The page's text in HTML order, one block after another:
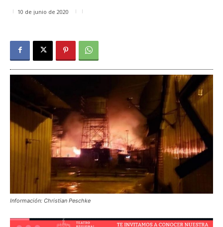
10 de junio de 2020
Información: Christian Peschke